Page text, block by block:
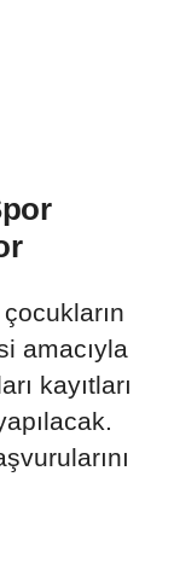
amacıyla
kayıtları